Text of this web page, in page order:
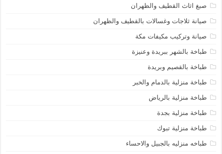
صبغ اثاث القطيف والظهران
صيانة ثلاجات وغسالات بالقطيف والظهران
صيانة وتركيب مكيفات مكة
طباخة بالشهر ببريدة وعنيزة
طباخة بالقصيم وبريدة
طباخة منزلية بالدمام والخبر
طباخة منزلية بالرياض
طباخة منزلية بجدة
طباخة منزلية تبوك
طباخه منزليه بالجبيل والاحساء